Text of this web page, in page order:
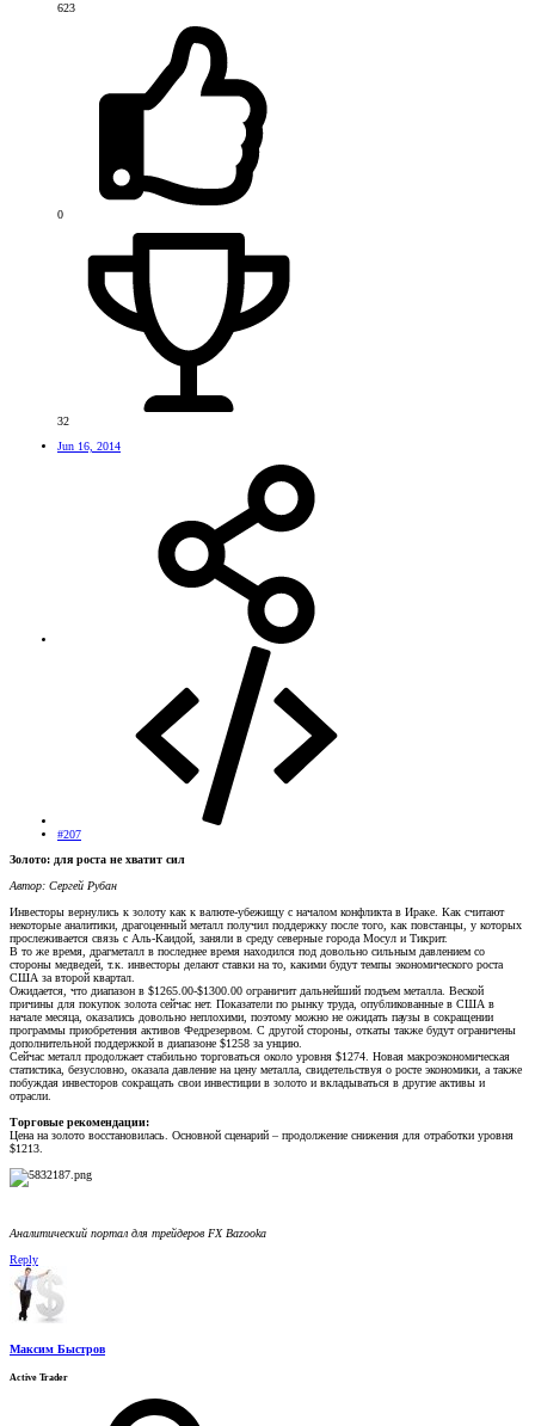
623
0
32
Jun 16, 2014
#207
Золото: для роста не хватит сил
Автор: Сергей Рубан
Инвесторы вернулись к золоту как к валюте-убежищу с началом конфликта в Ираке. Как считают
некоторые аналитики, драгоценный металл получил поддержку после того, как повстанцы, у которых
прослеживается связь с Аль-Каидой, заняли в среду северные города Мосул и Тикрит.
В то же время, драгметалл в последнее время находился под довольно сильным давлением со
стороны медведей, т.к. инвесторы делают ставки на то, какими будут темпы экономического роста
США за второй квартал.
Ожидается, что диапазон в $1265.00-$1300.00 ограничит дальнейший подъем металла. Веской
причины для покупок золота сейчас нет. Показатели по рынку труда, опубликованные в США в
начале месяца, оказались довольно неплохими, поэтому можно не ожидать паузы в сокращении
программы приобретения активов Федрезервом. С другой стороны, откаты также будут ограничены
дополнительной поддержкой в диапазоне $1258 за унцию.
Сейчас металл продолжает стабильно торговаться около уровня $1274. Новая макроэкономическая
статистика, безусловно, оказала давление на цену металла, свидетельствуя о росте экономики, а также
побуждая инвесторов сокращать свои инвестиции в золото и вкладываться в другие активы и
отрасли.
Торговые рекомендации:
Цена на золото восстановилась. Основной сценарий – продолжение снижения для отработки уровня
$1213.
Аналитический портал для трейдеров FX Bazooka
Reply
Максим Быстров
Active Trader